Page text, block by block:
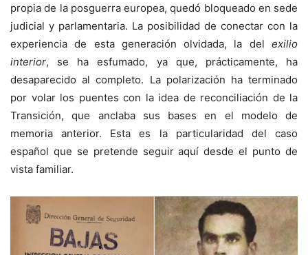
propia de la posguerra europea, quedó bloqueado en sede
judicial y parlamentaria. La posibilidad de conectar con la
experiencia de esta generación olvidada, la del exilio
interior, se ha esfumado, ya que, prácticamente, ha
desaparecido al completo. La polarización ha terminado
por volar los puentes con la idea de reconciliación de la
Transición, que anclaba sus bases en el modelo de
memoria anterior. Esta es la particularidad del caso
español que se pretende seguir aquí desde el punto de
vista familiar.